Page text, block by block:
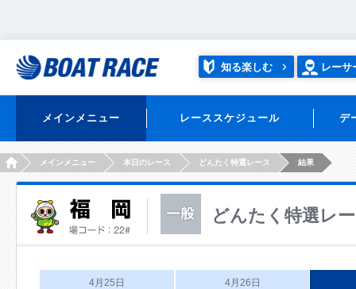
知る楽しむ レーサ
メインメニュー レーススケジュール デ
HOMEメインメニュー 本日のレース どんたく特選レース 結果
どんたく特選レ
4月25日 4月26日